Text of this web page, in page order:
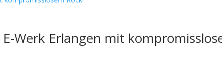
Werk Erlangen mit